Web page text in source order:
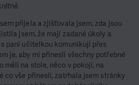
přijela a zjišťovala jsem, zda jsou
jsem, že mají zadané úkoly a
paní učitelkou komunikují přes
je, aby mi přinesli všechny potřebné
měli na stole, něco v pokoji, na
co vše přinesli, zatrhala jsem stránky